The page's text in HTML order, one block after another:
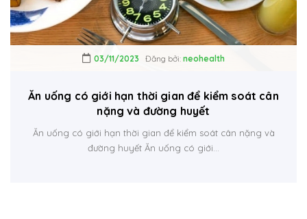
03/11/2023 Đăng bởi: neohealth
Ăn uống có giới hạn thời gian để kiểm soát cân
nặng và đường huyết
Ăn uống có giới hạn thời gian để kiểm soát cân nặng và
đường huyết Ăn uống có giới...